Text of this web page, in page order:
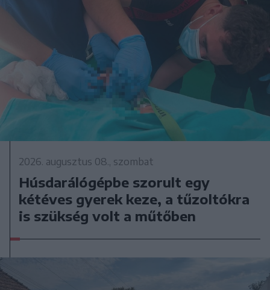
2026. augusztus 08., szombat
Húsdarálógépbe szorult egy
kétéves gyerek keze, a tűzoltókra
is szükség volt a műtőben